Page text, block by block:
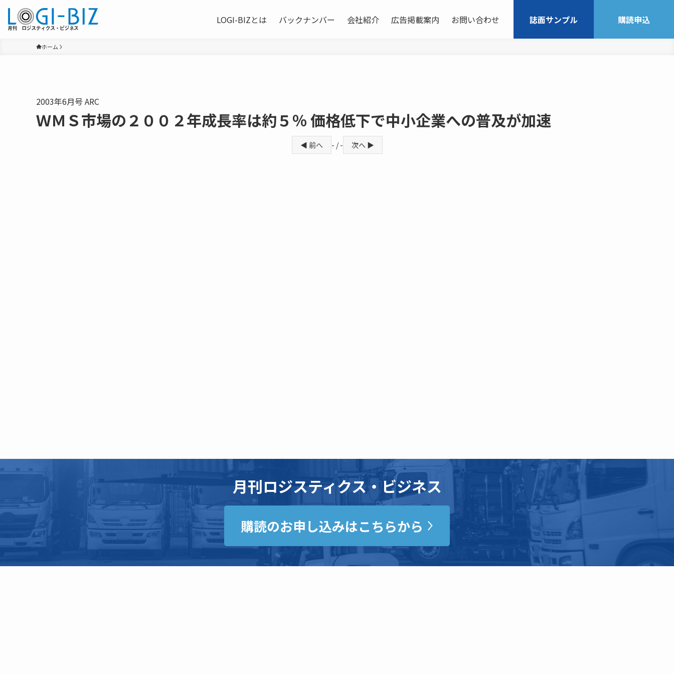
LOGI-BIZとは バックナンバー 会社紹介 広告掲載案内 お問い合わせ 誌面サンプル 購読申込
ホーム
2003年6月号 ARC
ＷＭＳ市場の２００２年成長率は約５％ 価格低下で中小企業への普及が加速
◀ 前へ - / - 次へ ▶
月刊ロジスティクス・ビジネス
購読のお申し込みはこちらから